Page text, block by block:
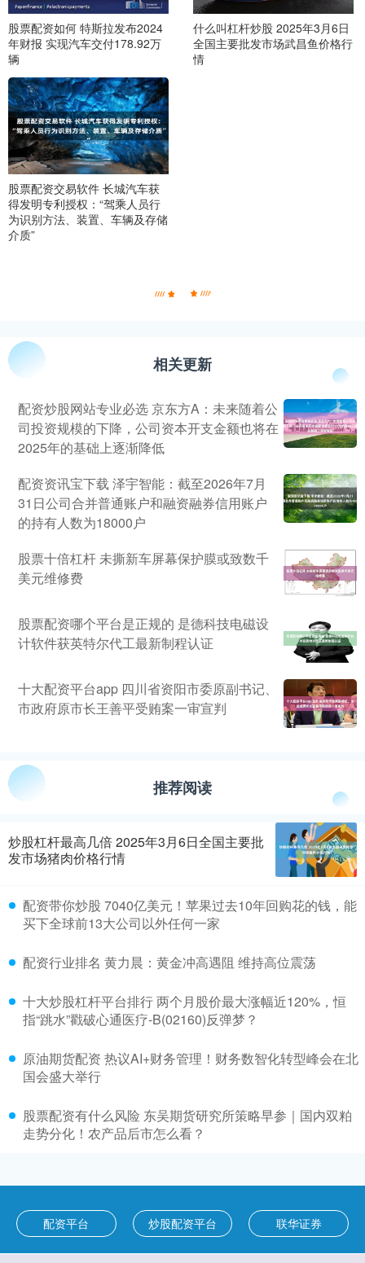
股票配资如何 特斯拉发布2024
年财报 实现汽车交付178.92万
辆
什么叫杠杆炒股 2025年3月6日
全国主要批发市场武昌鱼价格行
情
股票配资交易软件 长城汽车获
得发明专利授权：“驾乘人员行
为识别方法、装置、车辆及存储
介质”
相关更新
配资炒股网站专业必选 京东方A：未来随着公
司投资规模的下降，公司资本开支金额也将在
2025年的基础上逐渐降低
配资资讯宝下载 泽宇智能：截至2026年7月
31日公司合并普通账户和融资融券信用账户
的持有人数为18000户
股票十倍杠杆 未撕新车屏幕保护膜或致数千
美元维修费
股票配资哪个平台是正规的 是德科技电磁设
计软件获英特尔代工最新制程认证
十大配资平台app 四川省资阳市委原副书记、
市政府原市长王善平受贿案一审宣判
推荐阅读
炒股杠杆最高几倍 2025年3月6日全国主要批
发市场猪肉价格行情
配资带你炒股 7040亿美元！苹果过去10年回购花的钱，能
买下全球前13大公司以外任何一家
配资行业排名 黄力晨：黄金冲高遇阻 维持高位震荡
十大炒股杠杆平台排行 两个月股价最大涨幅近120%，恒
指“跳水”戳破心通医疗-B(02160)反弹梦？
原油期货配资 热议AI+财务管理！财务数智化转型峰会在北
国会盛大举行
股票配资有什么风险 东吴期货研究所策略早参｜国内双粕
走势分化！农产品后市怎么看？
配资平台 炒股配资平台 联华证券